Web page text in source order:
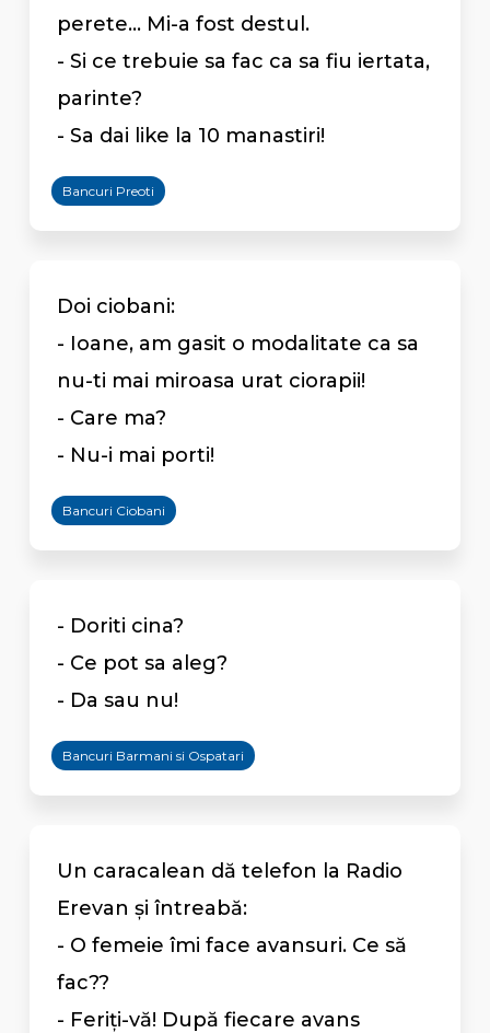
perete... Mi-a fost destul.
- Si ce trebuie sa fac ca sa fiu iertata,
parinte?
- Sa dai like la 10 manastiri!
Bancuri Preoti
Doi ciobani:
- Ioane, am gasit o modalitate ca sa
nu-ti mai miroasa urat ciorapii!
- Care ma?
- Nu-i mai porti!
Bancuri Ciobani
- Doriti cina?
- Ce pot sa aleg?
- Da sau nu!
Bancuri Barmani si Ospatari
Un caracalean dă telefon la Radio
Erevan şi întreabă:
- O femeie îmi face avansuri. Ce să
fac??
- Feriţi-vă! După fiecare avans